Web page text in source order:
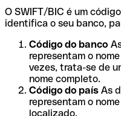
O SWIFT/BIC é um
identifica o seu banco,
Código do banco
representam o
vezes, trata-se de
nome completo.
Código do país As
representam o
localizado.